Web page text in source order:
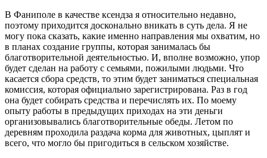
В Фаниполе в качестве ксендза я относительно недавно,
поэтому приходится досконально вникать в суть дела. Я не
могу пока сказать, какие именно направления мы охватим, но
в планах создание группы, которая занималась бы
благотворительной деятельностью. И, вполне возможно, упор
будет сделан на работу с семьями, пожилыми людьми. Что
касается сбора средств, то этим будет заниматься специальная
комиссия, которая официально зарегистрирована. Раз в год
она будет собирать средства и перечислять их. По моему
опыту работы в предыдущих приходах на эти деньги
организовывались благотворительные обеды. Летом по
деревням проходила раздача корма для животных, цыплят и
всего, что могло бы пригодиться в сельском хозяйстве.